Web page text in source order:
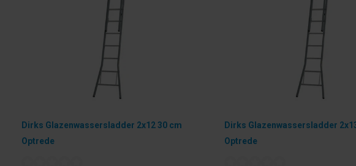
Dirks Glazenwassersladder 2x12 30 cm
Optrede
Dirks Glazenwassersladder
Optrede